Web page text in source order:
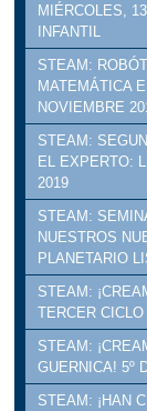
MIÉRCOLES,
INFANTIL
STEAM:
MATEMÁTICA
NOVIEMBRE
STEAM:
EL EXPERTO:
2019
STEAM:
NUESTROS
PLANETARIO
STEAM:
TERCER
STEAM:
GUERNICA! 5º
STEAM: ¡HAN